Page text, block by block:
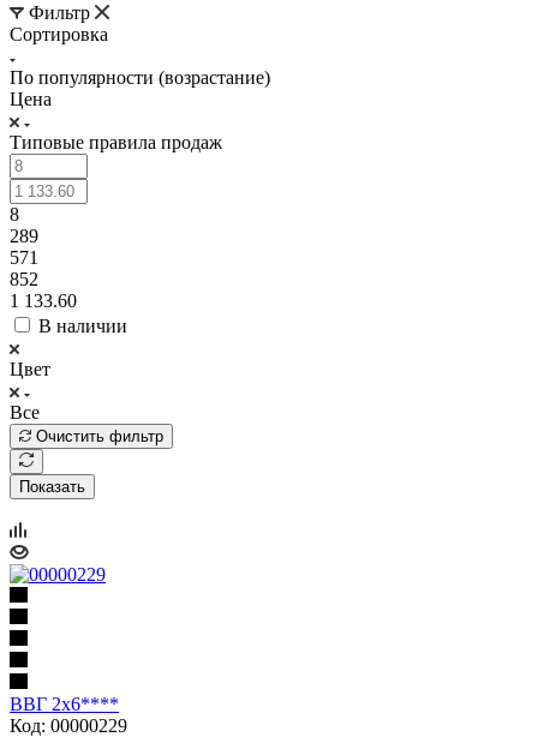
Фильтр
Сортировка
По популярности (возрастание)
Цена
Типовые правила продаж
8
289
571
852
1 133.60
В наличии
Цвет
Все
Очистить фильтр
Показать
ВВГ 2х6****
Код: 00000229